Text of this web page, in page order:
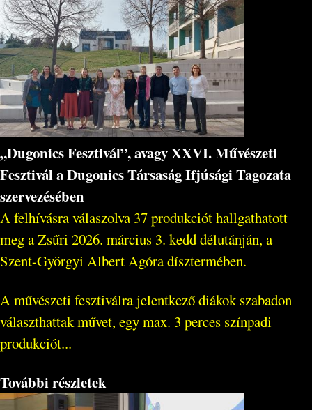
„Dugonics Fesztivál”, avagy XXVI. Művészeti
Fesztivál a Dugonics Társaság Ifjúsági Tagozata
szervezésében
A felhívásra válaszolva 37 produkciót hallgathatott
meg a Zsűri 2026. március 3. kedd délutánján, a
Szent-Györgyi Albert Agóra dísztermében.
A művészeti fesztiválra jelentkező diákok szabadon
választhattak művet, egy max. 3 perces színpadi
produkciót...
További részletek